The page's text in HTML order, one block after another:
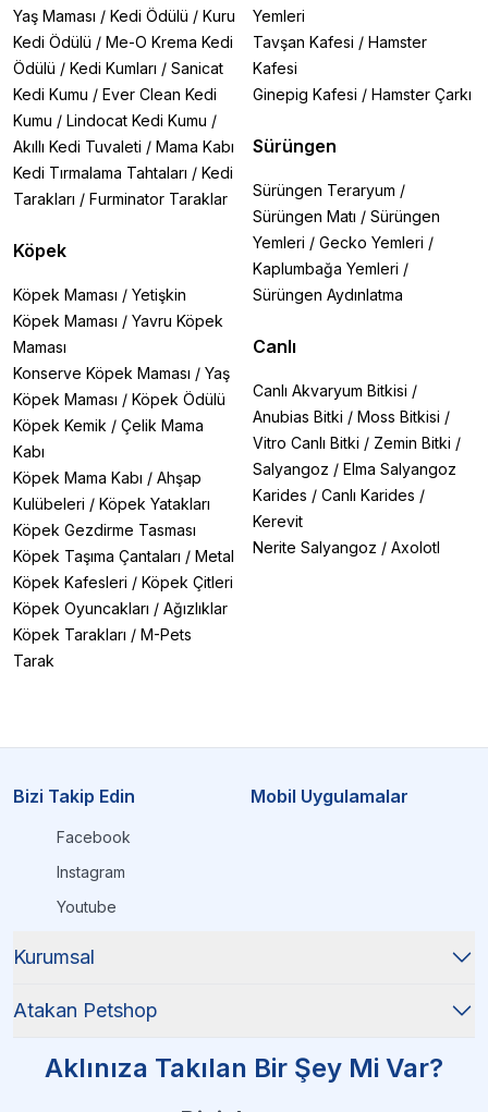
Yaş Maması / Kedi Ödülü / Kuru
Kedi Ödülü / Me-O Krema Kedi
Ödülü / Kedi Kumları / Sanicat
Kedi Kumu / Ever Clean Kedi
Kumu / Lindocat Kedi Kumu /
Akıllı Kedi Tuvaleti / Mama Kabı
Kedi Tırmalama Tahtaları / Kedi
Tarakları / Furminator Taraklar
Köpek
Köpek Maması / Yetişkin
Köpek Maması / Yavru Köpek
Maması
Konserve Köpek Maması / Yaş
Köpek Maması / Köpek Ödülü
Köpek Kemik / Çelik Mama
Kabı
Köpek Mama Kabı / Ahşap
Kulübeleri / Köpek Yatakları
Köpek Gezdirme Tasması
Köpek Taşıma Çantaları / Metal
Köpek Kafesleri / Köpek Çitleri
Köpek Oyuncakları / Ağızlıklar
Köpek Tarakları / M-Pets
Tarak
Yemleri
Tavşan Kafesi / Hamster
Kafesi
Ginepig Kafesi / Hamster Çarkı
Sürüngen
Sürüngen Teraryum /
Sürüngen Matı / Sürüngen
Yemleri / Gecko Yemleri /
Kaplumbağa Yemleri /
Sürüngen Aydınlatma
Canlı
Canlı Akvaryum Bitkisi /
Anubias Bitki / Moss Bitkisi /
Vitro Canlı Bitki / Zemin Bitki /
Salyangoz / Elma Salyangoz
Karides / Canlı Karides /
Kerevit
Nerite Salyangoz / Axolotl
Bizi Takip Edin
Facebook
Instagram
Youtube
Mobil Uygulamalar
Kurumsal
Atakan Petshop
Aklınıza Takılan Bir Şey Mi Var?